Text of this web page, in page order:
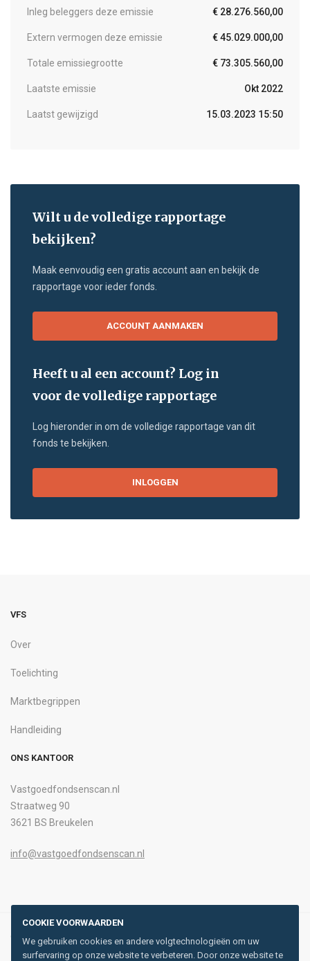
Inleg beleggers deze emissie € 28.276.560,00
Extern vermogen deze emissie € 45.029.000,00
Totale emissiegrootte € 73.305.560,00
Laatste emissie Okt 2022
Laatst gewijzigd 15.03.2023 15:50
Wilt u de volledige rapportage
bekijken?
Maak eenvoudig een gratis account aan en bekijk de
rapportage voor ieder fonds.
ACCOUNT AANMAKEN
Heeft u al een account? Log in
voor de volledige rapportage
Log hieronder in om de volledige rapportage van dit
fonds te bekijken.
INLOGGEN
VFS
Over
Toelichting
Marktbegrippen
Handleiding
ONS KANTOOR
Vastgoedfondsenscan.nl
Straatweg 90
3621 BS Breukelen
info@vastgoedfondsenscan.nl
© 2026 Alle rechten voorbehouden. Ontwikkeld door
COOKIE VOORWAARDEN
We gebruiken cookies en andere volgtechnologieën om uw
surfervaring op onze website te verbeteren. Door onze website te